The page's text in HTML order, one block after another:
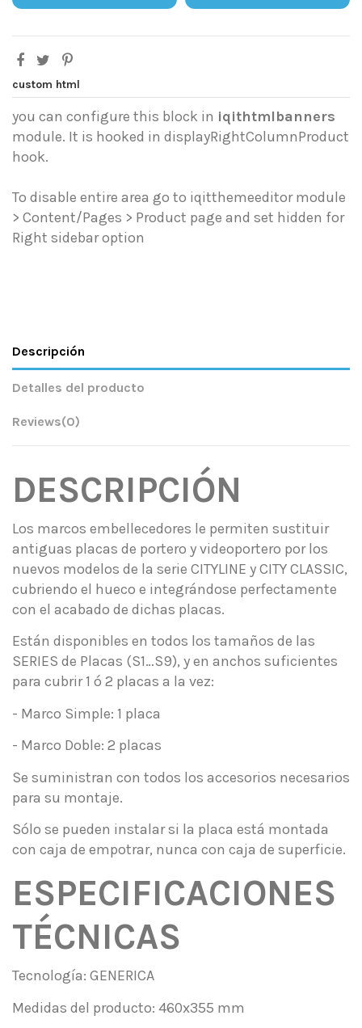
custom html
you can configure this block in iqithtmlbanners
module. It is hooked in displayRightColumnProduct
hook.
To disable entire area go to iqitthemeeditor module
> Content/Pages > Product page and set hidden for
Right sidebar option
Descripción
Detalles del producto
Reviews(0)
DESCRIPCIÓN
Los marcos embellecedores le permiten sustituir
antiguas placas de portero y videoportero por los
nuevos modelos de la serie CITYLINE y CITY CLASSIC,
cubriendo el hueco e integrándose perfectamente
con el acabado de dichas placas.
Están disponibles en todos los tamaños de las
SERIES de Placas (S1…S9), y en anchos suficientes
para cubrir 1 ó 2 placas a la vez:
- Marco Simple: 1 placa
- Marco Doble: 2 placas
Se suministran con todos los accesorios necesarios
para su montaje.
Sólo se pueden instalar si la placa está montada
con caja de empotrar, nunca con caja de superficie.
ESPECIFICACIONES
TÉCNICAS
Tecnología: GENERICA
Medidas del producto: 460x355 mm